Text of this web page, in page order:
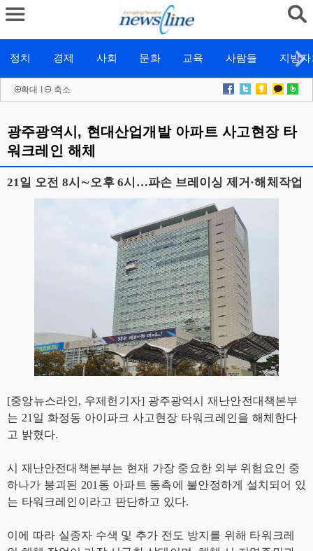
정치 경제 사회 문화 교육 사람들 지방
확대 l 축소
광주광역시, 현대산업개발 아파트 사고현장 타
워크레인 해체
21일 오전 8시∼오후 6시…파손 브레이싱 제거·해체작업
[중앙뉴스라인, 우제헌기자] 광주광역시 재난안전대책본부
는 21일 화정동 아이파크 사고현장 타워크레인을 해체한다
고 밝혔다.
시 재난안전대책본부는 현재 가장 중요한 외부 위험요인 중
하나가 붕괴된 201동 아파트 동측에 불안정하게 설치되어 있
는 타워크레인이라고 판단하고 있다.
이에 따라 실종자 수색 및 추가 전도 방지를 위해 타워크레